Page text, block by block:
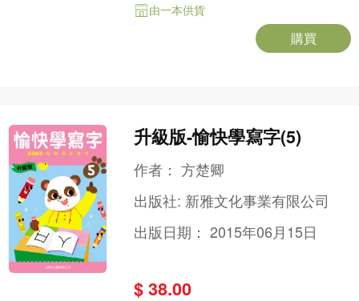
由一本供貨
購買
升級版-愉快學寫字(5)
作者：方楚卿
出版社: 新雅文化事業有限公司
出版日期：2015年06月15日
$ 38.00